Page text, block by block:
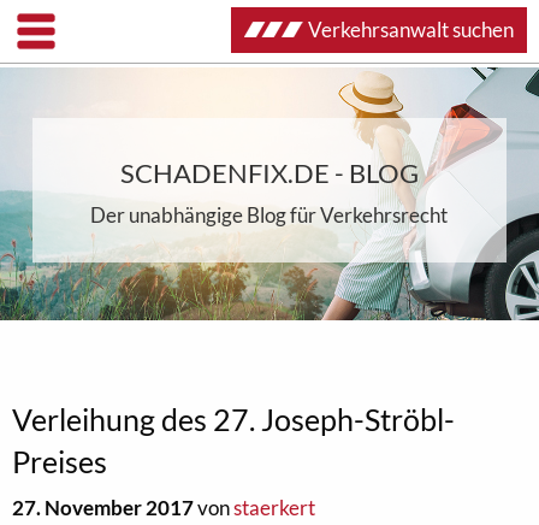
SCHADENFIX.DE - BLOG
Der unabhängige Blog für Verkehrsrecht
Verleihung des 27. Joseph-Ströbl-
Preises
27. November 2017vonstaerkert
Verkehrsanwalt suchen